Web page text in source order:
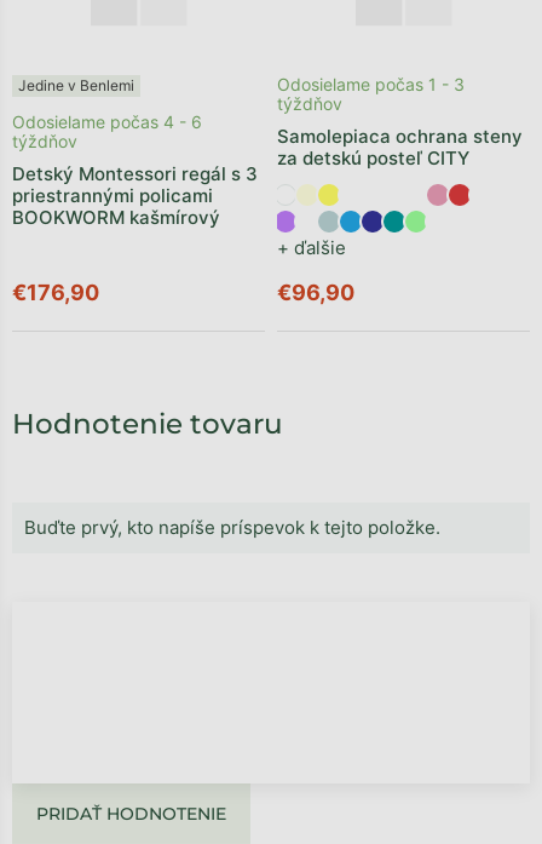
Hodnotenie tovaru
Buďte prvý, kto napíše príspevok k tejto položke.
PRIDAŤ HODNOTENIE
Jedine v Benlemi
Detský Montessori regál s 3
priestrannými policami
BOOKWORM kašmírový
Odosielame počas 4 - 6
týždňov
€176,90
Samolepiaca ochrana steny
za detskú posteľ CITY
+ ďalšie
Odosielame počas 1 - 3
týždňov
€96,90